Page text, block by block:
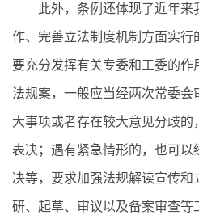
此外，条例还体现了近年来
作、完善立法制度机制方面实
要充分发挥有关专委和工委的作
法规案，一般应当经两次常委
大事项或者存在较大意见分歧
表决；遇有紧急情形的，也可以
决等，要求加强法规解读宣传和
研、起草、审议以及备案审查